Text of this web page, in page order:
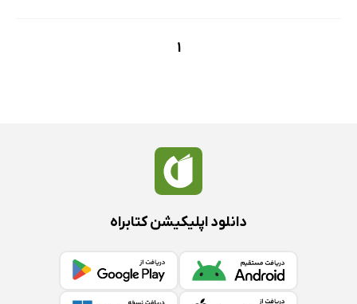
1
دانلود اپلیکیشن کتابراه